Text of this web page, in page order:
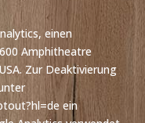
einen
Amphitheatre
Zur Deaktivierung
ein